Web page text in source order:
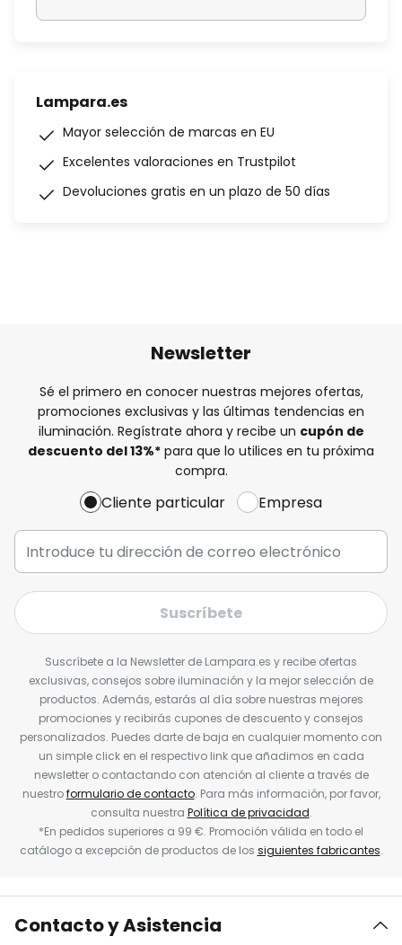
Lampara.es
Mayor selección de marcas en EU
Excelentes valoraciones en Trustpilot
Devoluciones gratis en un plazo de 50 días
Newsletter
Sé el primero en conocer nuestras mejores ofertas,
promociones exclusivas y las últimas tendencias en
iluminación. Regístrate ahora y recibe un cupón de
descuento del13%* para que lo utilices en tu próxima
compra.
Cliente particular Empresa
Suscríbete
Suscríbete a la Newsletter de Lampara.es y recibe ofertas
exclusivas, consejos sobre iluminación y la mejor selección de
productos. Además, estarás al día sobre nuestras mejores
promociones y recibirás cupones de descuento y consejos
personalizados. Puedes darte de baja en cualquier momento con
un simple click en el respectivo link que añadimos en cada
newsletter o contactando con atención al cliente a través de
nuestroformulario de contacto. Para más información, por favor,
consulta nuestra Política de privacidad.
*En pedidos superiores a 99 €. Promoción válida en todo el
catálogo a excepción de productos de los siguientes fabricantes.
Contacto y Asistencia